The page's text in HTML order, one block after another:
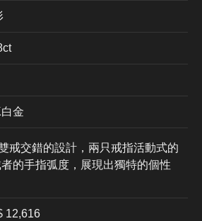
金
戒交錯的設計，兩只戒指活動式的
的手指弧度，展現出獨特的個性
12,616